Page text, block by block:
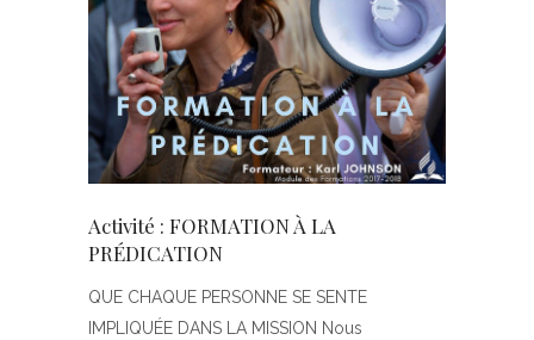
Activité : FORMATION À LA
PRÉDICATION
QUE CHAQUE PERSONNE SE SENTE
IMPLIQUÉE DANS LA MISSION Nous